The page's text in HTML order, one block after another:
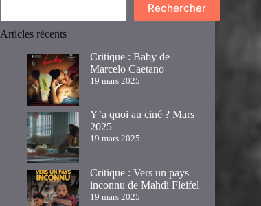
Rechercher
Articles récents
Critique : Baby de
Marcelo Caetano
19 mars 2025
Y’a quoi au ciné ? Mars
2025
19 mars 2025
Critique : Vers un pays
inconnu de Mahdi Fleifel
19 mars 2025